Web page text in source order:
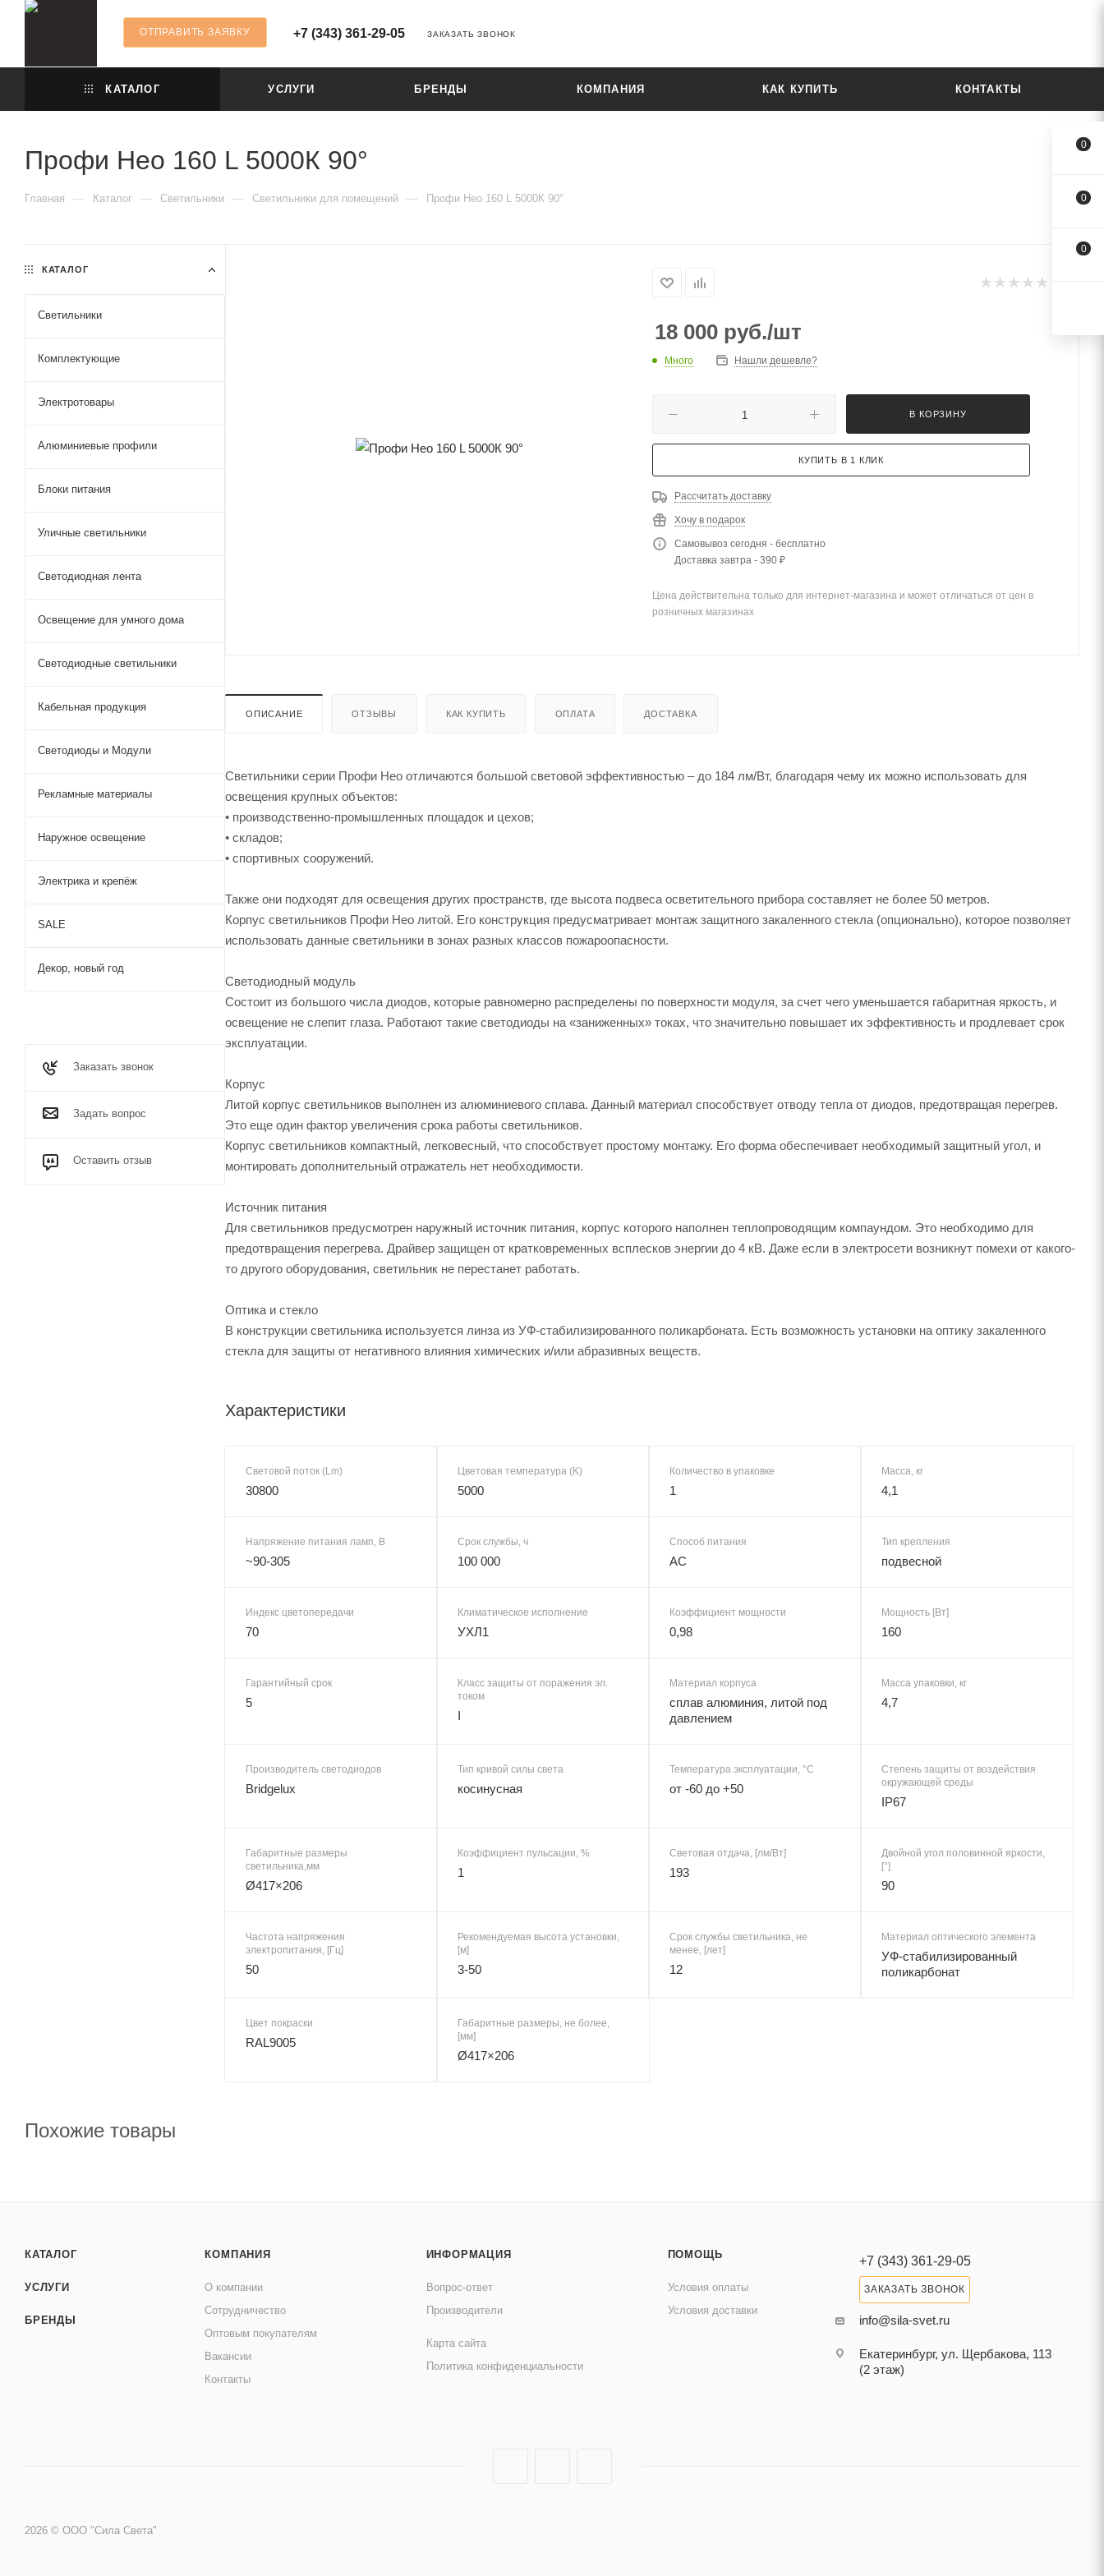
ОТПРАВИТЬ ЗАЯВКУ +7 (343) 361-29-05 ЗАКАЗАТЬ ЗВОНОК
КАТАЛОГ УСЛУГИ БРЕНДЫ КОМПАНИЯ КАК КУПИТЬ КОНТАКТЫ
Профи Нео 160 L 5000К 90°
Главная — Каталог — Светильники — Светильники для помещений — Профи Нео 160 L 5000К 90°
18 000 руб./шт
Много Нашли дешевле?
В КОРЗИНУ
КУПИТЬ В 1 КЛИК
Рассчитать доставку
Хочу в подарок
Самовывоз сегодня - бесплатно
Доставка завтра - 390 ₽
Цена действительна только для интернет-магазина и может отличаться от цен в
розничных магазинах
ОПИСАНИЕ ОТЗЫВЫ КАК КУПИТЬ ОПЛАТА ДОСТАВКА
Светильники серии Профи Нео отличаются большой световой эффективностью – до 184 лм/Вт, благодаря чему их можно использовать для
освещения крупных объектов:
• производственно-промышленных площадок и цехов;
• складов;
• спортивных сооружений.
Также они подходят для освещения других пространств, где высота подвеса осветительного прибора составляет не более 50 метров.
Корпус светильников Профи Нео литой. Его конструкция предусматривает монтаж защитного закаленного стекла (опционально), которое позволяет
использовать данные светильники в зонах разных классов пожароопасности.
Светодиодный модуль
Состоит из большого числа диодов, которые равномерно распределены по поверхности модуля, за счет чего уменьшается габаритная яркость, и
освещение не слепит глаза. Работают такие светодиоды на «заниженных» токах, что значительно повышает их эффективность и продлевает срок
эксплуатации.
Корпус
Литой корпус светильников выполнен из алюминиевого сплава. Данный материал способствует отводу тепла от диодов, предотвращая перегрев.
Это еще один фактор увеличения срока работы светильников.
Корпус светильников компактный, легковесный, что способствует простому монтажу. Его форма обеспечивает необходимый защитный угол, и
монтировать дополнительный отражатель нет необходимости.
Источник питания
Для светильников предусмотрен наружный источник питания, корпус которого наполнен теплопроводящим компаундом. Это необходимо для
предотвращения перегрева. Драйвер защищен от кратковременных всплесков энергии до 4 кВ. Даже если в электросети возникнут помехи от какого-
то другого оборудования, светильник не перестанет работать.
Оптика и стекло
В конструкции светильника используется линза из УФ-стабилизированного поликарбоната. Есть возможность установки на оптику закаленного
стекла для защиты от негативного влияния химических и/или абразивных веществ.
Характеристики
Световой поток (Lm)
30800
Цветовая температура (K)
5000
Количество в упаковке
1
Масса, кг
4,1
Напряжение питания ламп, В
~90-305
Срок службы, ч
100 000
Способ питания
AC
Тип крепления
подвесной
Индекс цветопередачи
70
Климатическое исполнение
УХЛ1
Коэффициент мощности
0,98
Мощность [Вт]
160
Гарантийный срок
5
Класс защиты от поражения эл.
током
I
Материал корпуса
сплав алюминия, литой под
давлением
Масса упаковки, кг
4,7
Производитель светодиодов
Bridgelux
Тип кривой силы света
косинусная
Температура эксплуатации, °C
от -60 до +50
Степень защиты от воздействия
окружающей среды
IP67
Габаритные размеры
светильника,мм
Ø417×206
Коэффициент пульсации, %
1
Световая отдача, [лм/Вт]
193
Двойной угол половинной яркости,
[°]
90
Частота напряжения
электропитания, [Гц]
50
Рекомендуемая высота установки,
[м]
3-50
Срок службы светильника, не
менее, [лет]
12
Материал оптического элемента
УФ-стабилизированный
поликарбонат
Цвет покраски
RAL9005
Габаритные размеры, не более,
[мм]
Ø417×206
КАТАЛОГ
Светильники
Комплектующие
Электротовары
Алюминиевые профили
Блоки питания
Уличные светильники
Светодиодная лента
Освещение для умного дома
Светодиодные светильники
Кабельная продукция
Светодиоды и Модули
Рекламные материалы
Наружное освещение
Электрика и крепёж
SALE
Декор, новый год
Заказать звонок
Задать вопрос
Оставить отзыв
Похожие товары
КАТАЛОГ
УСЛУГИ
БРЕНДЫ
КОМПАНИЯ
О компании
Сотрудничество
Оптовым покупателям
Вакансии
Контакты
ИНФОРМАЦИЯ
Вопрос-ответ
Производители
Карта сайта
Политика конфиденциальности
ПОМОЩЬ
Условия оплаты
Условия доставки
+7 (343) 361-29-05
ЗАКАЗАТЬ ЗВОНОК
info@sila-svet.ru
Екатеринбург, ул. Щербакова, 113
(2 этаж)
2026 © ООО "Сила Света"
0
0
0